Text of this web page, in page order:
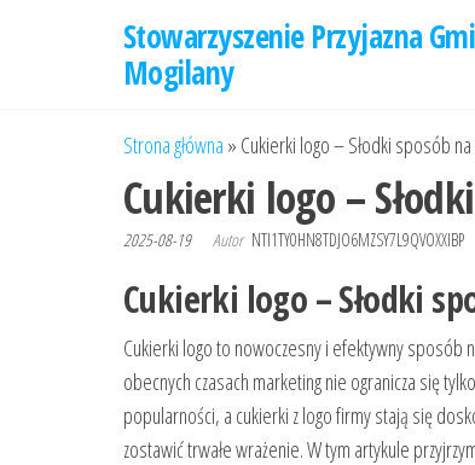
Stowarzyszenie Przyjazna
Mogilany
Strona główna » Cukierki logo – Słodki sposób
Cukierki logo –
2025-08-19 Autor NTI1TY0HN8TDJO6MZSY7L9QVOXXIBP
Cukierki logo – Słodki
Cukierki logo to nowoczesny i efektywny sposób
obecnych czasach marketing nie ogranicza się
popularności, a cukierki z logo firmy stają się
zostawić trwałe wrażenie. W tym artykule